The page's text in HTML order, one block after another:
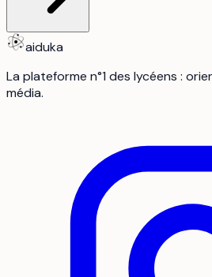
aiduka
La plateforme n°1 des lycéens :
média.